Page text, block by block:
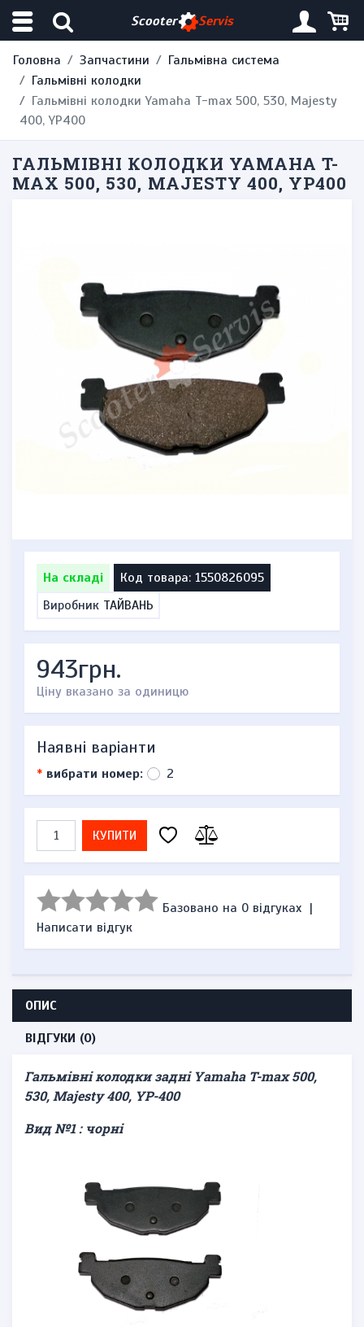
Scooter Servis
Головна Запчастини
Гальмівна система
Гальмівні колодки
Гальмівні колодки Yamaha T-max 500, 530, Majesty
400, YP400
ГАЛЬМІВНІ КОЛОДКИ YAMAHA T-
MAX 500, 530, MAJESTY 400, YP400
На складі
Код товара: 1550826095
Виробник ТАЙВАНЬ
943грн.
Ціну вказано за одиницю
Наявні варіанти
* вибрати номер: 2
КУПИТИ
Базовано на 0 відгуках |
Написати відгук
ОПИС
ВІДГУКИ (0)
Гальмівні колодки задні Yamaha T-max 500,
530, Majesty 400, YP-400
Вид №1 : чорні